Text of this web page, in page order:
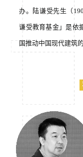
办。陆谦受先生（
谦受教育基金」是依
国推动中国现代建筑